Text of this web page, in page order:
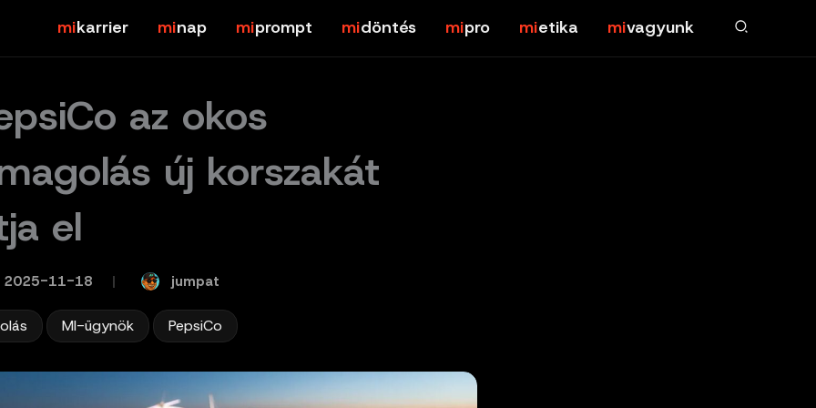
karrier nap prompt döntés pro etika vagyunk
az okos
új korszakát
el
2025-11-18 jumpat
MI-ügynök PepsiCo